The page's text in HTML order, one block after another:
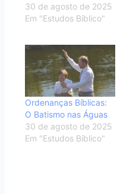
30 de agosto de 2025
Em "Estudos Bíblico"
Ordenanças Bíblicas:
O Batismo nas Águas
30 de agosto de 2025
Em "Estudos Bíblico"